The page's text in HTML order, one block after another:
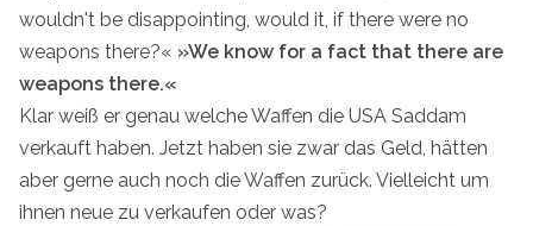
wouldn't be disappointing, would it, if there were no
weapons there?« »We know for a fact that there are
weapons there.«
Klar weiß er genau welche Waffen die USA Saddam
verkauft haben. Jetzt haben sie zwar das Geld, hätten
aber gerne auch noch die Waffen zurück. Vielleicht um
ihnen neue zu verkaufen oder was?